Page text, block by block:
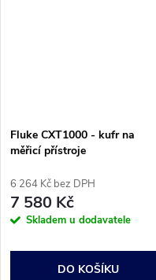
Fluke CXT1000 - kufr na
měřicí přístroje
6 264 Kč bez DPH
7 580 Kč
Skladem u dodavatele
DO KOŠÍKU